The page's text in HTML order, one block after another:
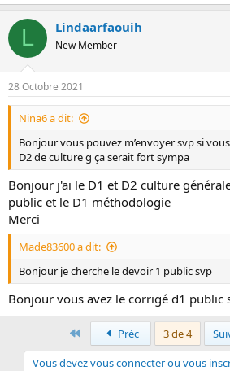
L Lindaarfaouih
New Member
28 Octobre 2021
Nina6 a dit:
Bonjour vous pouvez m’envoyer svp si
D2 de culture g ça serait fort sympa
Bonjour j'ai le D1 et D2 culture
public et le D1 méthodologie
Merci
Made83600 a dit:
Bonjour je cherche le devoir 1 public svp
Bonjour vous avez le corrigé d1 public
PremierPréc 3 de 4
Vous devez vous connecter ou vous